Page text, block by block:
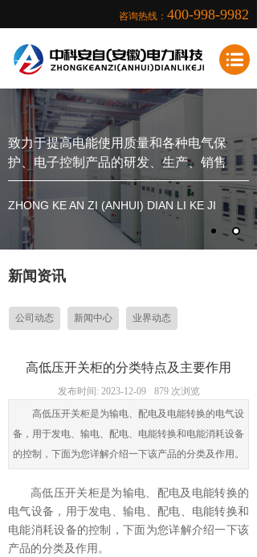
咨询热线： 400-998-9982
ZHONG KE AN ZI (ANHUI) DIAN LI KE JI
致力于提高电能使用质量和各种电气保
护、电子控制产品的研发、生产、销售
新闻资讯
公司动态 新闻中心 业界动态
高低压开关柜的分类特点及主要作用
发布时间: 2023-12-09 879 次浏览
高低压开关柜是为输电、配电及电能转换的电气设
备，用于发电、输电、配电、电能转换和电能消耗设备
的控制，下面为您详解介绍一下该产品的分类及作用。
高低压开关柜是为输电、配电及电能转换的
电气设备，用于发电、输电、配电、电能转换和
电能消耗设备的控制，下面为您详解介绍一下该
产品的分类及作用。